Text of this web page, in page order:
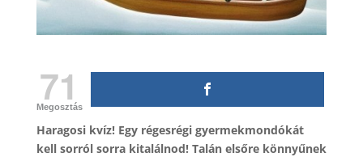
71
Megosztás
Haragosi kvíz! Egy régesrégi gyermekmondókát
kell sorról sorra kitalálnod! Talán elsőre könnyűnek